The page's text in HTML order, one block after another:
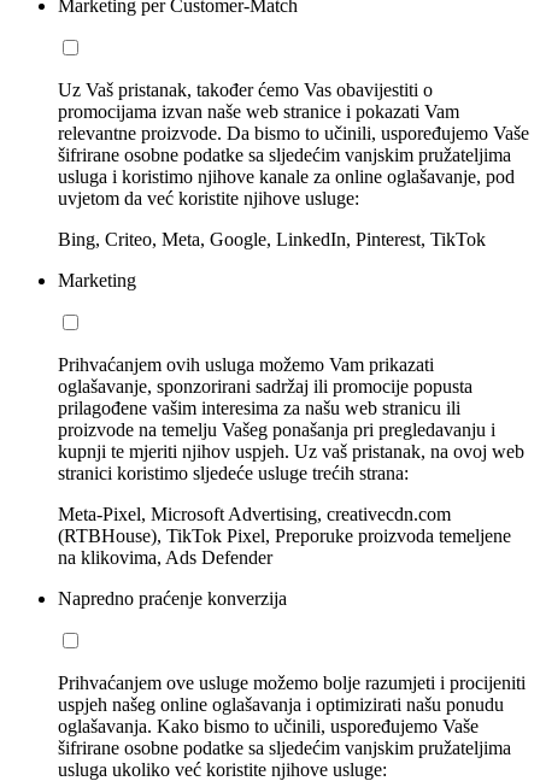
Marketing per Customer-Match
Uz Vaš pristanak, također ćemo Vas obavijestiti o
promocijama izvan naše web stranice i pokazati Vam
relevantne proizvode. Da bismo to učinili, uspoređujemo Vaše
šifrirane osobne podatke sa sljedećim vanjskim pružateljima
usluga i koristimo njihove kanale za online oglašavanje, pod
uvjetom da već koristite njihove usluge:
Bing, Criteo, Meta, Google, LinkedIn, Pinterest, TikTok
Marketing
Prihvaćanjem ovih usluga možemo Vam prikazati
oglašavanje, sponzorirani sadržaj ili promocije popusta
prilagođene vašim interesima za našu web stranicu ili
proizvode na temelju Vašeg ponašanja pri pregledavanju i
kupnji te mjeriti njihov uspjeh. Uz vaš pristanak, na ovoj web
stranici koristimo sljedeće usluge trećih strana:
Meta-Pixel, Microsoft Advertising, creativecdn.com
(RTBHouse), TikTok Pixel, Preporuke proizvoda temeljene
na klikovima, Ads Defender
Napredno praćenje konverzija
Prihvaćanjem ove usluge možemo bolje razumjeti i procijeniti
uspjeh našeg online oglašavanja i optimizirati našu ponudu
oglašavanja. Kako bismo to učinili, uspoređujemo Vaše
šifrirane osobne podatke sa sljedećim vanjskim pružateljima
usluga ukoliko već koristite njihove usluge: